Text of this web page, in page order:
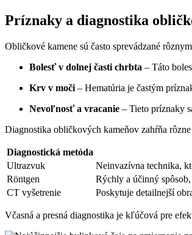
Príznaky a diagnostika
Obličkové kamene sú často sprevádzané
Bolesť v dolnej časti chrbta – Táto
Krv v moči – Hematúria je častým
Nevoľnosť a vracanie – Tieto príznaky
Diagnostika obličkových kameňov zahŕňa
Diagnostická metóda
Ultrazvuk
Neinvazívna technika,
Röntgen
Rýchly a účinný
CT vyšetrenie
Poskytuje detailnejší
Včasná a presná diagnostika je kľúčová pre